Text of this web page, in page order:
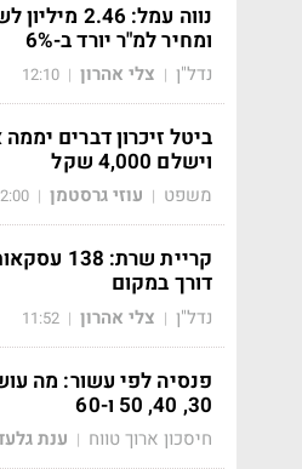
נווה עמל:
ומחיר למ"ר יורד ב-6%
נדל"ן | צלי אהרון |
12:10
ביטל זיכרון דברים
וישלם 4,000 שקל
משפט | עוזי גרסטמן |
קריית
דורך במקום
נדל"ן | צלי אהרון |
11:52
30, 40, 50 ו-60
חיסכון ארוך טווח | ענת